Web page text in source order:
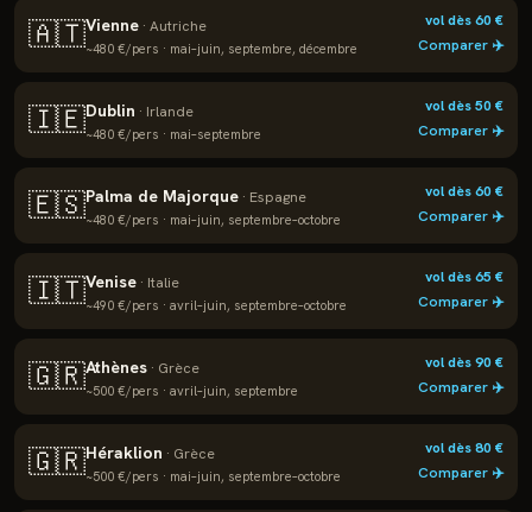
🇦🇹Vienne · Autriche
~480 €/pers · mai–juin, septembre, décembre
vol dès60€
Comparer ✈️
🇮🇪Dublin · Irlande
~480 €/pers · mai–septembre
vol dès50€
Comparer ✈️
🇪🇸Palma de Majorque · Espagne
~480 €/pers · mai–juin, septembre–octobre
vol dès60€
Comparer ✈️
🇮🇹Venise · Italie
~490 €/pers · avril–juin, septembre–octobre
vol dès65 €
Comparer ✈️
🇬🇷Athènes · Grèce
~500 €/pers · avril–juin, septembre
vol dès90€
Comparer ✈️
🇬🇷Héraklion · Grèce
~500 €/pers · mai–juin, septembre–octobre
vol dès80€
Comparer ✈️